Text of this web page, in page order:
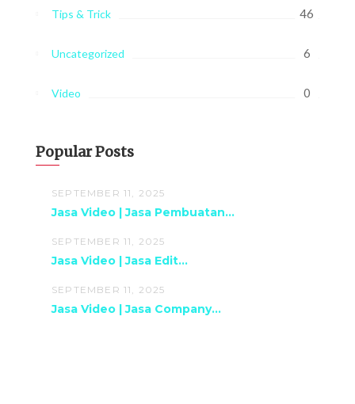
Tips & Trick 46
Uncategorized 6
Video 0
Popular Posts
SEPTEMBER 11, 2025
Jasa Video | Jasa Pembuatan...
SEPTEMBER 11, 2025
Jasa Video | Jasa Edit...
SEPTEMBER 11, 2025
Jasa Video | Jasa Company...